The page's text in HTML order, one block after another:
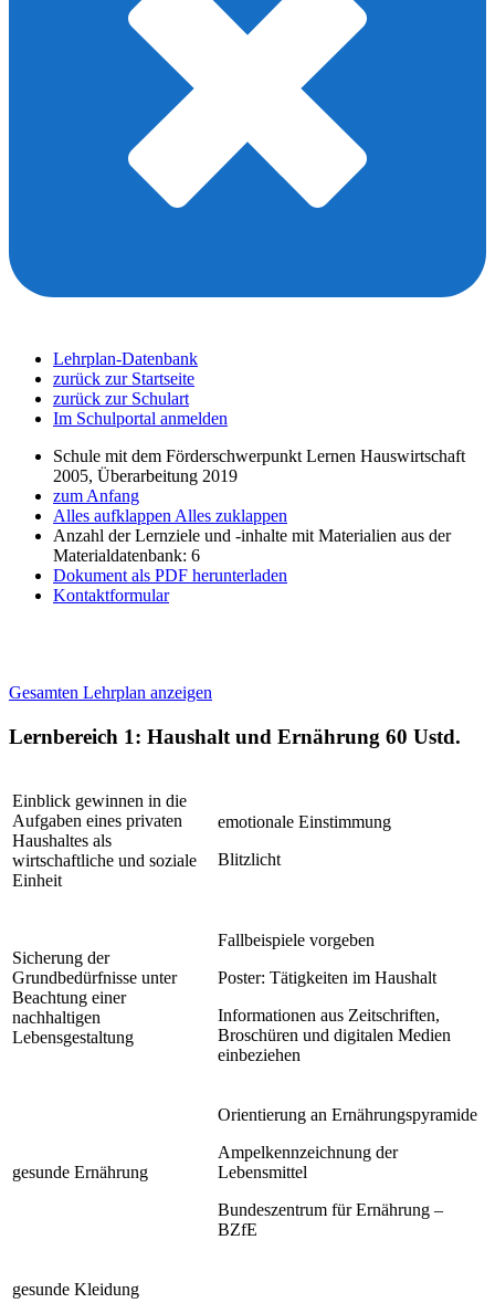
Lehrplan-Datenbank
zurück zur Startseite
zurück zur Schulart
Im Schulportal anmelden
Schule mit dem Förderschwerpunkt Lernen Hauswirtschaft
2005, Überarbeitung 2019
zum Anfang
Alles aufklappen Alles zuklappen
Anzahl der Lernziele und -inhalte mit Materialien aus der
Materialdatenbank: 6
Dokument als PDF herunterladen
Kontaktformular
Gesamten Lehrplan anzeigen
Lernbereich 1: Haushalt und Ernährung 60 Ustd.
Einblick gewinnen in die
Aufgaben eines privaten
Haushaltes als
wirtschaftliche und soziale
Einheit
emotionale Einstimmung
Blitzlicht
Sicherung der
Grundbedürfnisse unter
Beachtung einer
nachhaltigen
Lebensgestaltung
Fallbeispiele vorgeben
Poster: Tätigkeiten im Haushalt
Informationen aus Zeitschriften,
Broschüren und digitalen Medien
einbeziehen
gesunde Ernährung
Orientierung an Ernährungspyramide
Ampelkennzeichnung der
Lebensmittel
Bundeszentrum für Ernährung –
BZfE
gesunde Kleidung